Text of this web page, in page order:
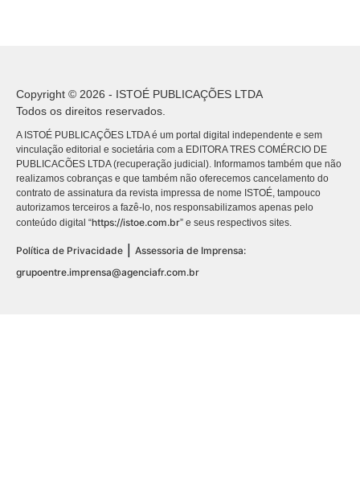
Copyright © 2026 - ISTOÉ PUBLICAÇÕES LTDA
Todos os direitos reservados.
A ISTOÉ PUBLICAÇÕES LTDA é um portal digital independente e sem
vinculação editorial e societária com a EDITORA TRES COMÉRCIO DE
PUBLICACÕES LTDA (recuperação judicial). Informamos também que não
realizamos cobranças e que também não oferecemos cancelamento do
contrato de assinatura da revista impressa de nome ISTOÉ, tampouco
autorizamos terceiros a fazê-lo, nos responsabilizamos apenas pelo
conteúdo digital “https://istoe.com.br” e seus respectivos sites.
Política de Privacidade
Assessoria de Imprensa:
grupoentre.imprensa@agenciafr.com.br